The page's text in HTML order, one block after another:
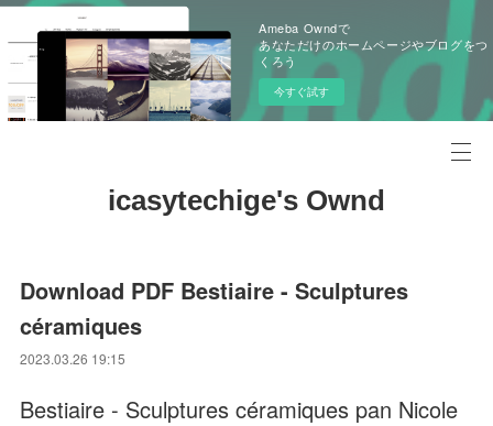
Ameba Owndで
あなただけのホームページやブログをつ
くろう
今すぐ試す
icasytechige's Ownd
Download PDF Bestiaire - Sculptures
céramiques
2023.03.26 19:15
Bestiaire - Sculptures céramiques pan Nicole